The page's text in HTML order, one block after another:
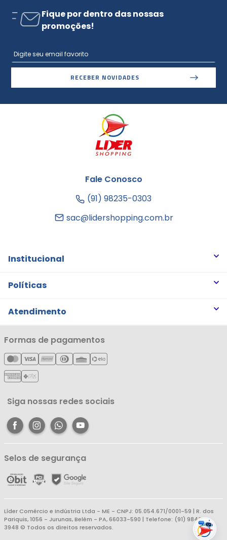
Fique por dentro das nossas
promoções!
RECEBER NOVIDADES
Fale Conosco
(91) 98235-0303
sac@lidershopping.com.br
Institucional
Quem somos
Notícias
Cartão Líderzan
Políticas
Trocas e Devoluções
Política de Privacidade
Política de Entrega
Política de Reembolso
Atendimento
Minha Conta
Meus Pedidos
Meus Favoritos
Central de Atendimento
Formas de pagamentos
Siga nossas redes sociais
Selos de segurança
Líder Comércio e Indústria Ltda - ME - CNPJ: 05.054.671/0001-59 | R. dos
Pariquis, 1056 - Jurunas, Belém - PA, 66033-590 | Telefone: (91) 98403-
3948 © Todos os direitos reservados.